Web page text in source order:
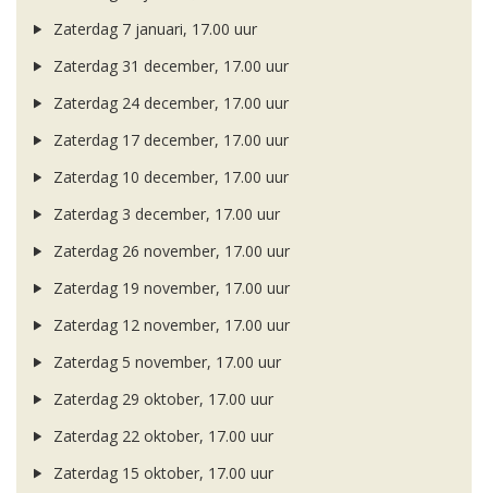
Zaterdag 7 januari, 17.00 uur
Zaterdag 31 december, 17.00 uur
Zaterdag 24 december, 17.00 uur
Zaterdag 17 december, 17.00 uur
Zaterdag 10 december, 17.00 uur
Zaterdag 3 december, 17.00 uur
Zaterdag 26 november, 17.00 uur
Zaterdag 19 november, 17.00 uur
Zaterdag 12 november, 17.00 uur
Zaterdag 5 november, 17.00 uur
Zaterdag 29 oktober, 17.00 uur
Zaterdag 22 oktober, 17.00 uur
Zaterdag 15 oktober, 17.00 uur